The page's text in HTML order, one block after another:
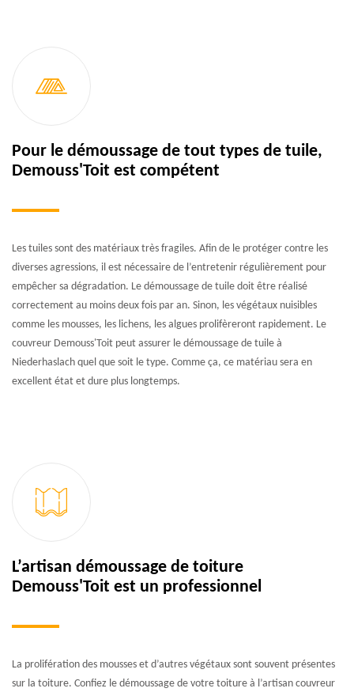
Pour le démoussage de tout types de tuile,
Demouss'Toit est compétent
Les tuiles sont des matériaux très fragiles. Afin de le protéger contre les
diverses agressions, il est nécessaire de l’entretenir régulièrement pour
empêcher sa dégradation. Le démoussage de tuile doit être réalisé
correctement au moins deux fois par an. Sinon, les végétaux nuisibles
comme les mousses, les lichens, les algues prolifèreront rapidement. Le
couvreur Demouss'Toit peut assurer le démoussage de tuile à
Niederhaslach quel que soit le type. Comme ça, ce matériau sera en
excellent état et dure plus longtemps.
L’artisan démoussage de toiture
Demouss'Toit est un professionnel
La prolifération des mousses et d’autres végétaux sont souvent présentes
sur la toiture. Confiez le démoussage de votre toiture à l’artisan couvreur